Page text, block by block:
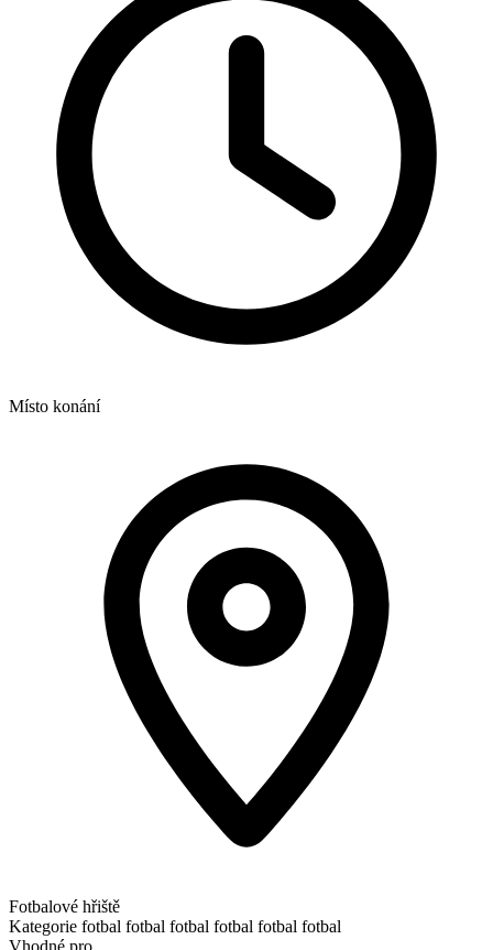
Místo konání
Fotbalové hřiště
Kategorie fotbal fotbal fotbal fotbal fotbal fotbal